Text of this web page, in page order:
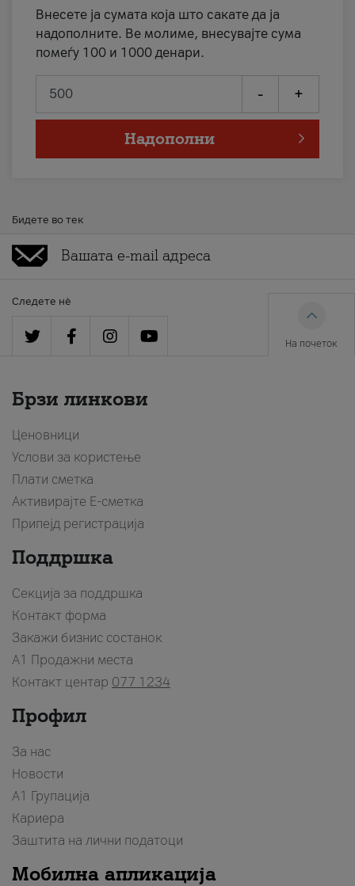
Внесете ја сумата која што сакате да ја
надополните. Ве молиме, внесувајте сума
помеѓу 100 и 1000 денари.
- +
Надополни
Бидете во тек
Следете нè
На почеток
Брзи линкови
Ценовници
Услови за користење
Плати сметка
Активирајте Е-сметка
Припејд регистрација
Поддршка
Секција за поддршка
Контакт форма
Закажи бизнис состанок
A1 Продажни места
Контакт центар 077 1234
Профил
За нас
Новости
А1 Групација
Кариера
Заштита на лични податоци
Мобилна апликација